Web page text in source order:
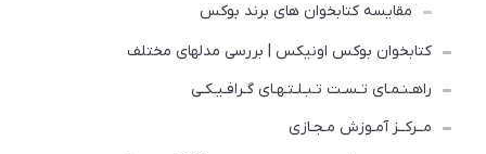
مقایسه کتابخوان های برند بوکس
کتابخوان بوکس اونیکس | بررسی مدلهای مختلف
راهـنـمـای تـسـت تـبـلـتـهـای گـرافـیـکـی
مــرکــز آمـوزش مـجـازی